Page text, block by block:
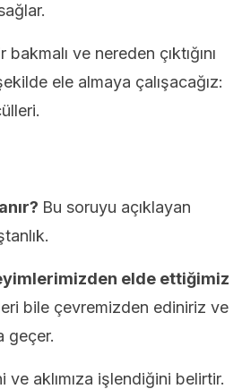
ve nereden çıktığını
ele almaya çalışacağız:
Bu soruyu açıklayan
elde ettiğimiz
bile çevremizden ediniriz ve
geçer.
ve aklımıza işlendiğini belirtir.